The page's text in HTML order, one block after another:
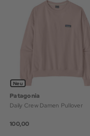
Neu
Patagonia
Daily Crew Damen Pullover
100,00